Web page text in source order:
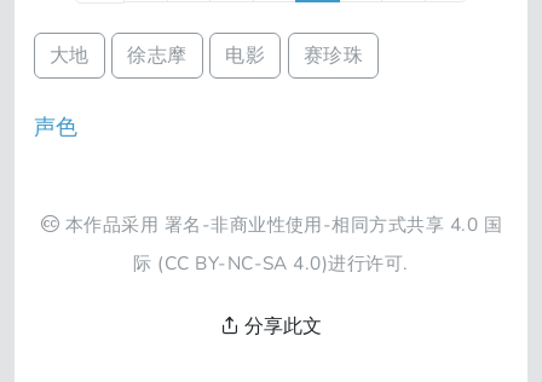
大地 徐志摩 电影 赛珍珠
声色
本作品采用 署名-非商业性使用-相同方式共享 4.0 国
际 (CC BY-NC-SA 4.0)进行许可.
分享此文